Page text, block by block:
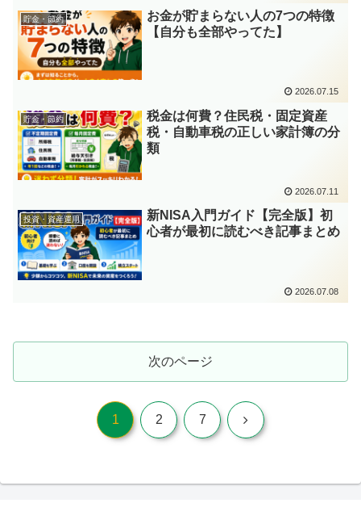
貯金・節約
お金が貯まらない人の7つの特徴
【自分も全部やってた】
2026.07.15
貯金・節約
税金は何費？住民税・固定資産
税・自動車税の正しい家計簿の分
類
2026.07.11
投資・資産運用
新NISA入門ガイド【完全版】初
心者が最初に読むべき記事まとめ
2026.07.08
次のページ
1 2 7 次